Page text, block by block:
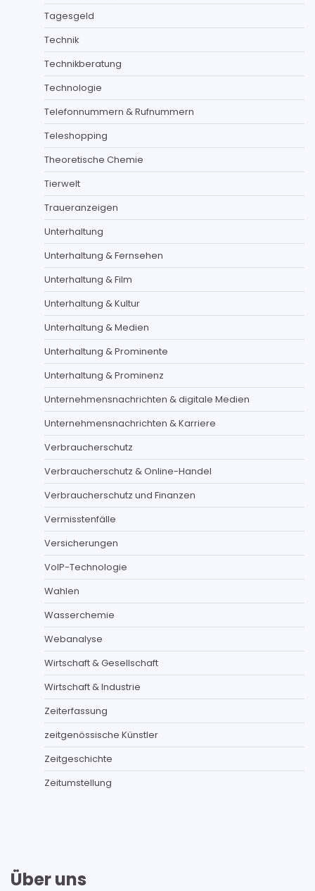
Tagesgeld
Technik
Technikberatung
Technologie
Telefonnummern & Rufnummern
Teleshopping
Theoretische Chemie
Tierwelt
Traueranzeigen
Unterhaltung
Unterhaltung & Fernsehen
Unterhaltung & Film
Unterhaltung & Kultur
Unterhaltung & Medien
Unterhaltung & Prominente
Unterhaltung & Prominenz
Unternehmensnachrichten & digitale Medien
Unternehmensnachrichten & Karriere
Verbraucherschutz
Verbraucherschutz & Online-Handel
Verbraucherschutz und Finanzen
Vermisstenfälle
Versicherungen
VoIP-Technologie
Wahlen
Wasserchemie
Webanalyse
Wirtschaft & Gesellschaft
Wirtschaft & Industrie
Zeiterfassung
zeitgenössische Künstler
Zeitgeschichte
Zeitumstellung
Über uns